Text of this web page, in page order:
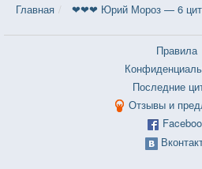
Главная ❤❤❤ Юрий Мороз — 6
Правила
Последние
Отзывы и